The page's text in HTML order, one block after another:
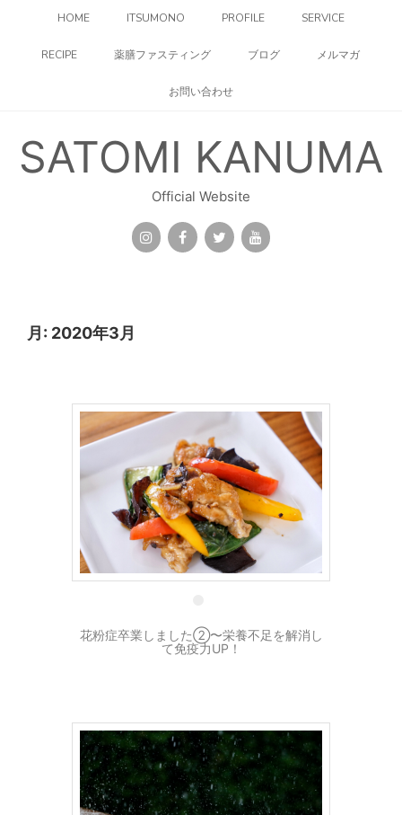
HOME ITSUMONO PROFILE SERVICE
RECIPE 薬膳ファスティング ブログ メルマガ
お問い合わせ
SATOMI KANUMA
Official Website
月: 2020年3月
31 3月
花粉症卒業しました②〜栄養不足を解消し
て免疫力UP！